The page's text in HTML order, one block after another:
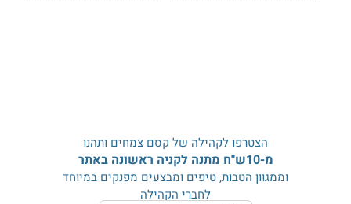
הצטרפו לקהילה של קסם צמחים ותהנו
מ-10ש"ח מתנה לקניה ראשונה באתר
וממגוון הטבות, טיפים ומבצעים מפנקים במיוחד
לחברי הקהילה